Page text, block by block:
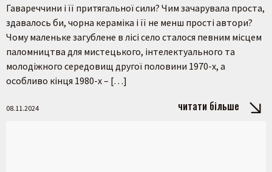
Гавареччини і її притягальної сили? Чим зачарувала проста,
здавалось би, чорна кераміка і її не менш прості автори?
Чому маленьке загублене в лісі село сталося певним місцем
паломництва для мистецького, інтелектуального та
молодіжного середовищ другої половини 1970-х, а
особливо кінця 1980-х – […]
08.11.2024 читати більше